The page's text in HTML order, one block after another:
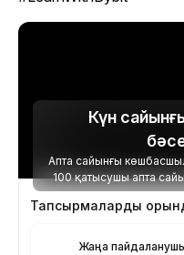
Күн
Апта сайынғы
100 қатысушы апта
Жаңа